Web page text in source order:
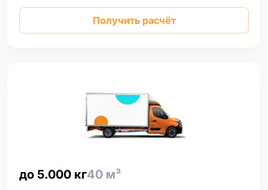
Получить расчёт
до 5.000 кг40 м³